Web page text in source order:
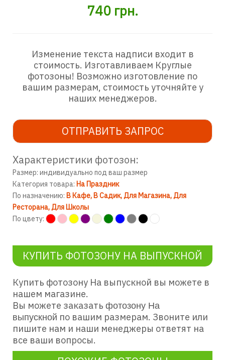
740 грн.
Изменение текста надписи входит в
стоимость. Изготавливаем Круглые
фотозоны! Возможно изготовление по
вашим размерам, стоимость уточняйте у
наших менеджеров.
ОТПРАВИТЬ ЗАПРОС
Характеристики фотозон:
Размер: индивидуально под ваш размер
Категория товара: На Праздник
По назначению: В Кафе В Садик Для Магазина Для
Ресторана Для Школы
По цвету:
КУПИТЬ ФОТОЗОНУ НА ВЫПУСКНОЙ
Купить фотозону На выпускной вы можете в
нашем магазине.
Вы можете заказать фотозону На
выпускной по вашим размерам. Звоните или
пишите нам и наши менеджеры ответят на
все ваши вопросы.